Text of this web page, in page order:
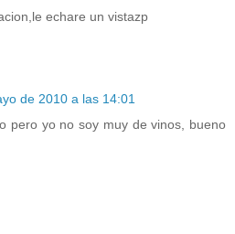
echare un vistazp
de 2010 a las 14:01
pero yo no soy muy de vinos, bueno